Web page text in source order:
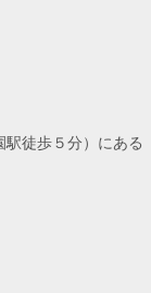
徒歩５分）にある